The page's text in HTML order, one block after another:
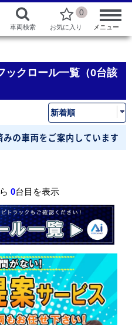
車両検索
0
お気に入り メニュー
ックロール一覧（0台該
0台目を表示